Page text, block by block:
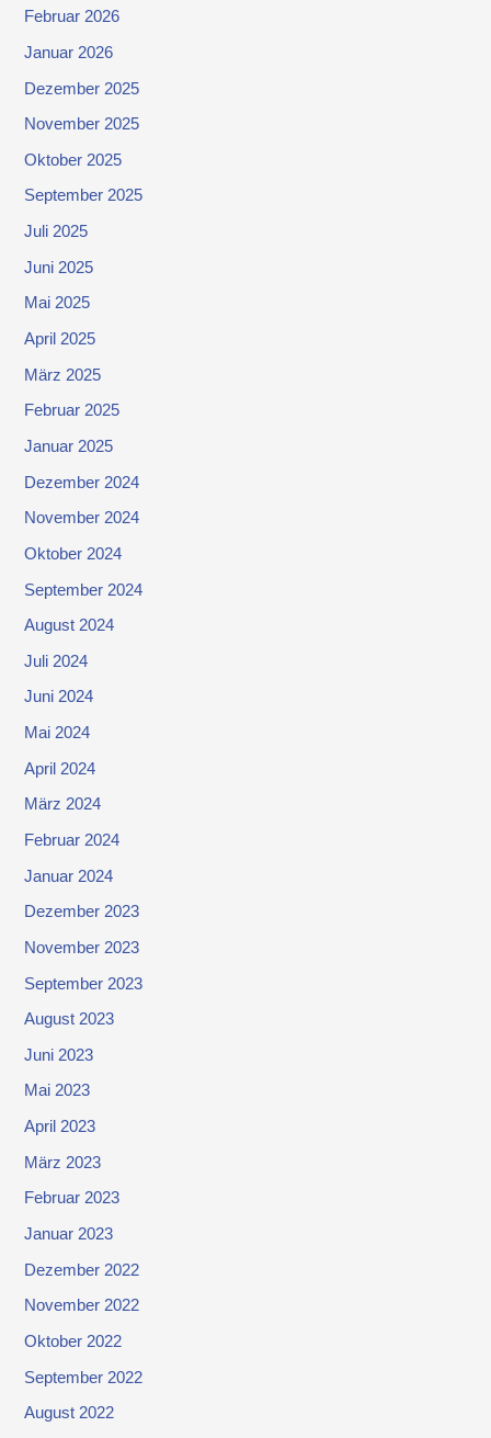
Februar 2026
Januar 2026
Dezember 2025
November 2025
Oktober 2025
September 2025
Juli 2025
Juni 2025
Mai 2025
April 2025
März 2025
Februar 2025
Januar 2025
Dezember 2024
November 2024
Oktober 2024
September 2024
August 2024
Juli 2024
Juni 2024
Mai 2024
April 2024
März 2024
Februar 2024
Januar 2024
Dezember 2023
November 2023
September 2023
August 2023
Juni 2023
Mai 2023
April 2023
März 2023
Februar 2023
Januar 2023
Dezember 2022
November 2022
Oktober 2022
September 2022
August 2022